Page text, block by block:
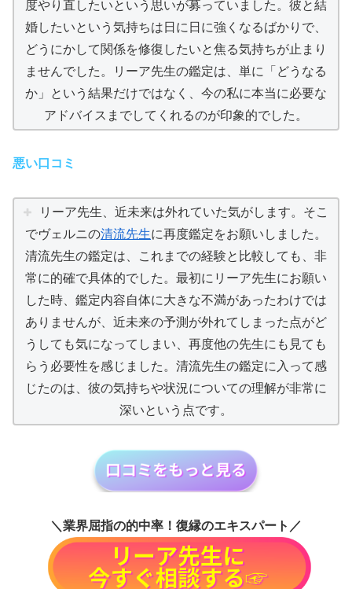
度やり直したいという思いが募っていました。彼と結
婚したいという気持ちは日に日に強くなるばかりで、
どうにかして関係を修復したいと焦る気持ちが止まり
ませんでした。リーア先生の鑑定は、単に「どうなる
か」という結果だけではなく、今の私に本当に必要な
アドバイスまでしてくれるのが印象的でした。
悪い口コミ
リーア先生、近未来は外れていた気がします。そこ
でヴェルニの清流先生に再度鑑定をお願いしました。
清流先生の鑑定は、これまでの経験と比較しても、非
常に的確で具体的でした。最初にリーア先生にお願い
した時、鑑定内容自体に大きな不満があったわけでは
ありませんが、近未来の予測が外れてしまった点がど
うしても気になってしまい、再度他の先生にも見ても
らう必要性を感じました。清流先生の鑑定に入って感
じたのは、彼の気持ちや状況についての理解が非常に
深いという点です。
＼業界屈指の的中率！復縁のエキスパート／